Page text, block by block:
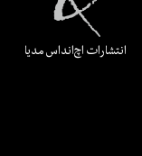
انتشارات اچ‌اند‌اس مدیا